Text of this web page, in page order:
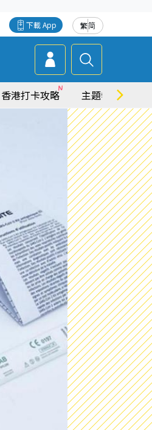
繁简
下載 App
香港打卡攻略 主題特集